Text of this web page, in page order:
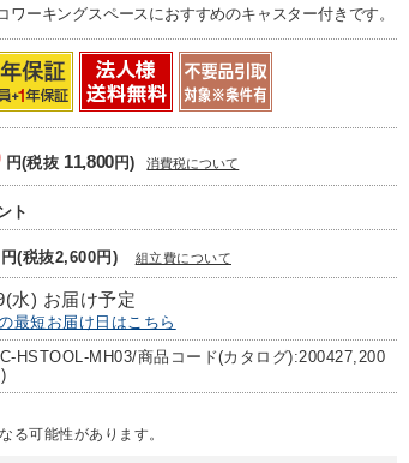
ワーキングスペースにおすすめのキャスター付きです。
円(税抜 11,800円) 消費税について
ト
円(税抜2,600円) 組立費について
水) お届け予定
最短お届け日はこちら
HSTOOL-MH03/商品コード(カタログ):200427,200
る可能性があります。